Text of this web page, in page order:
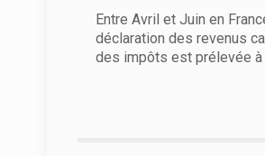
Entre Avril et Juin en
déclaration des revenus
des impôts est prélevée à